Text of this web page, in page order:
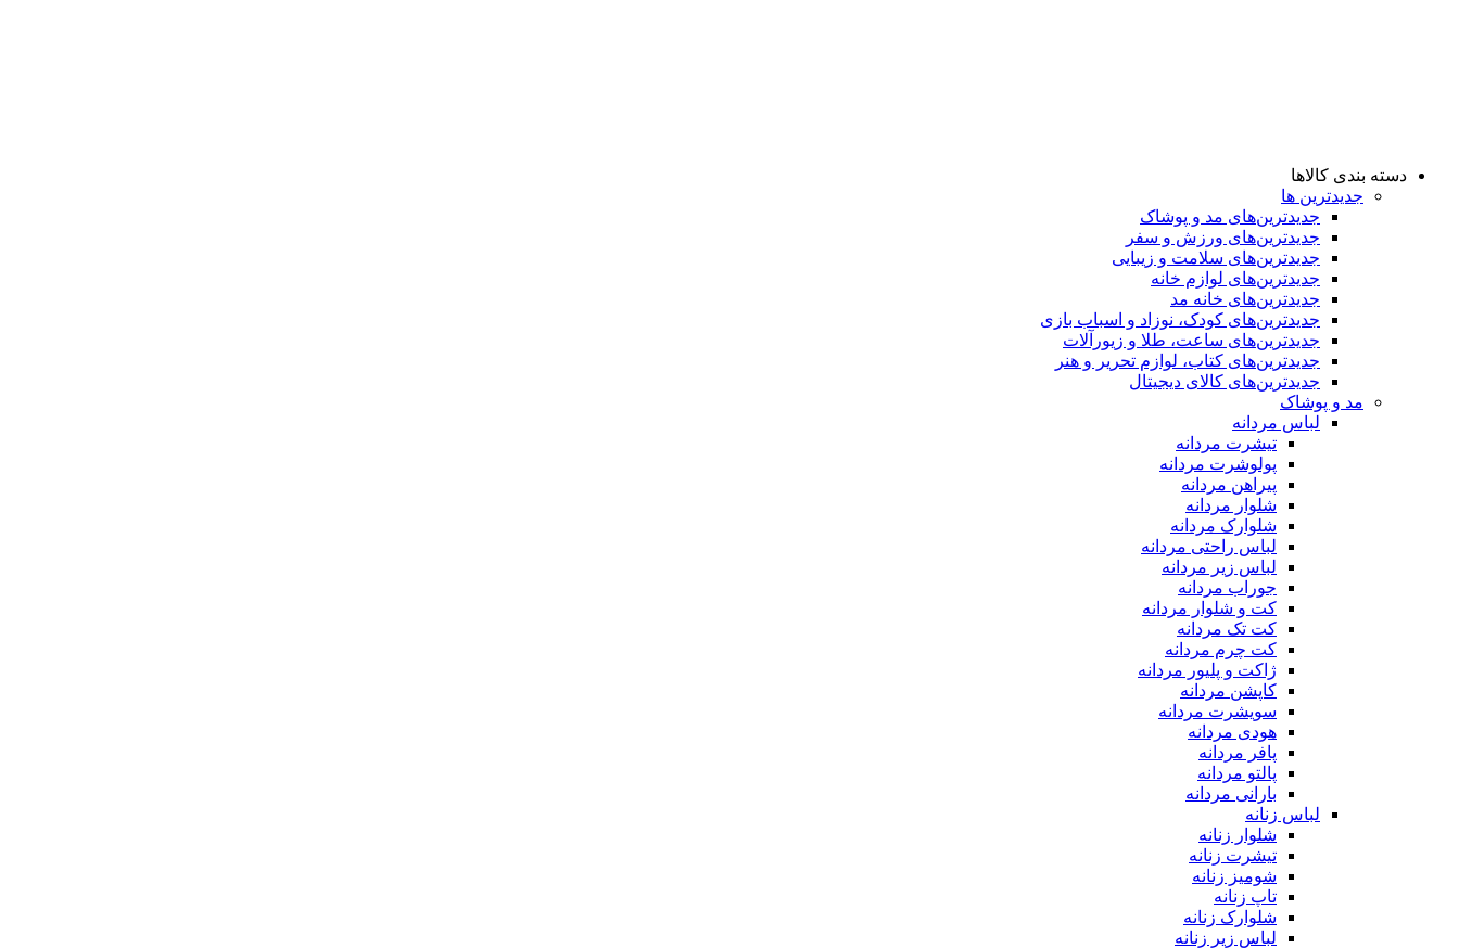
دسته بندی کالاها
جدیدترین ها
جدید‌ترین‌های مد و پوشاک
جدید‌ترین‌های ورزش و سفر
جدید‌ترین‌های سلامت و زیبایی
جدید‌ترین‌های لوازم خانه
جدیدترین‌های خانه مد
جدید‌ترین‌های کودک، نوزاد و اسباب بازی
جدید‌ترین‌های ساعت، طلا و زیورآلات
جدید‌ترین‌های کتاب، لوازم تحریر و هنر
جدید‌ترین‌های کالای دیجیتال
مد و پوشاک
لباس مردانه
تیشرت مردانه
پولوشرت مردانه
پیراهن مردانه
شلوار مردانه
شلوارک مردانه
لباس راحتی مردانه
لباس زیر مردانه
جوراب مردانه
کت و شلوار مردانه
کت تک مردانه
کت چرم مردانه
ژاکت و پلیور مردانه
کاپشن مردانه
سویشرت مردانه
هودی مردانه
پافر مردانه
پالتو مردانه
بارانی مردانه
لباس زنانه
شلوار زنانه
تیشرت زنانه
شومیز زنانه
تاپ زنانه
شلوارک زنانه
لباس زیر زنانه